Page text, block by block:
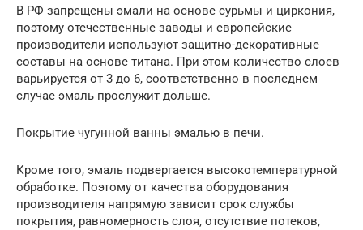
В РФ запрещены эмали на основе сурьмы и циркония,
поэтому отечественные заводы и европейские
производители используют защитно-декоративные
составы на основе титана. При этом количество слоев
варьируется от 3 до 6, соответственно в последнем
случае эмаль прослужит дольше.
Покрытие чугунной ванны эмалью в печи.
Кроме того, эмаль подвергается высокотемпературной
обработке. Поэтому от качества оборудования
производителя напрямую зависит срок службы
покрытия, равномерность слоя, отсутствие потеков,